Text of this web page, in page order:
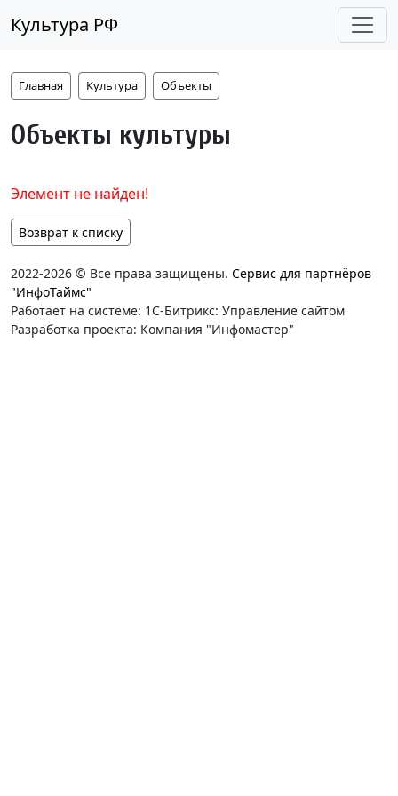
Культура РФ
Главная Культура Объекты
Объекты культуры
Элемент не найден!
Возврат к списку
2022-2026 © Все права защищены. Сервис для партнёров
"ИнфоТаймс"
Работает на системе: 1С-Битрикс: Управление сайтом
Разработка проекта: Компания "Инфомастер"